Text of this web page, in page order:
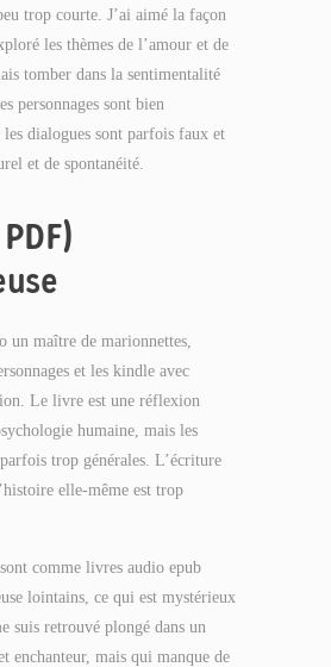
trop courte. J’ai aimé la façon
les thèmes de l’amour et de
tomber dans la sentimentalité
personnages sont bien
les dialogues sont parfois faux et
et de spontanéité.
un maître de marionnettes,
et les kindle avec
Le livre est une réflexion
humaine, mais les
trop générales. L’écriture
elle-même est trop
comme livres audio epub
lointains, ce qui est mystérieux
suis retrouvé plongé dans un
enchanteur, mais qui manque de